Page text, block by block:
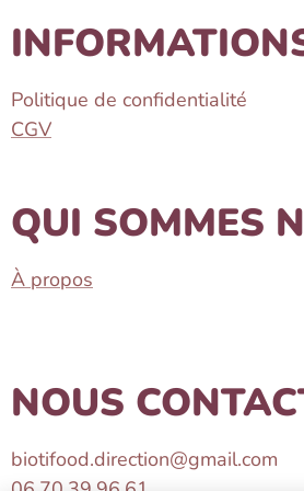
Politique de confidentialité
CGV
QUI SOMMES
À propos
NOUS
biotifood.direction@gmail.com